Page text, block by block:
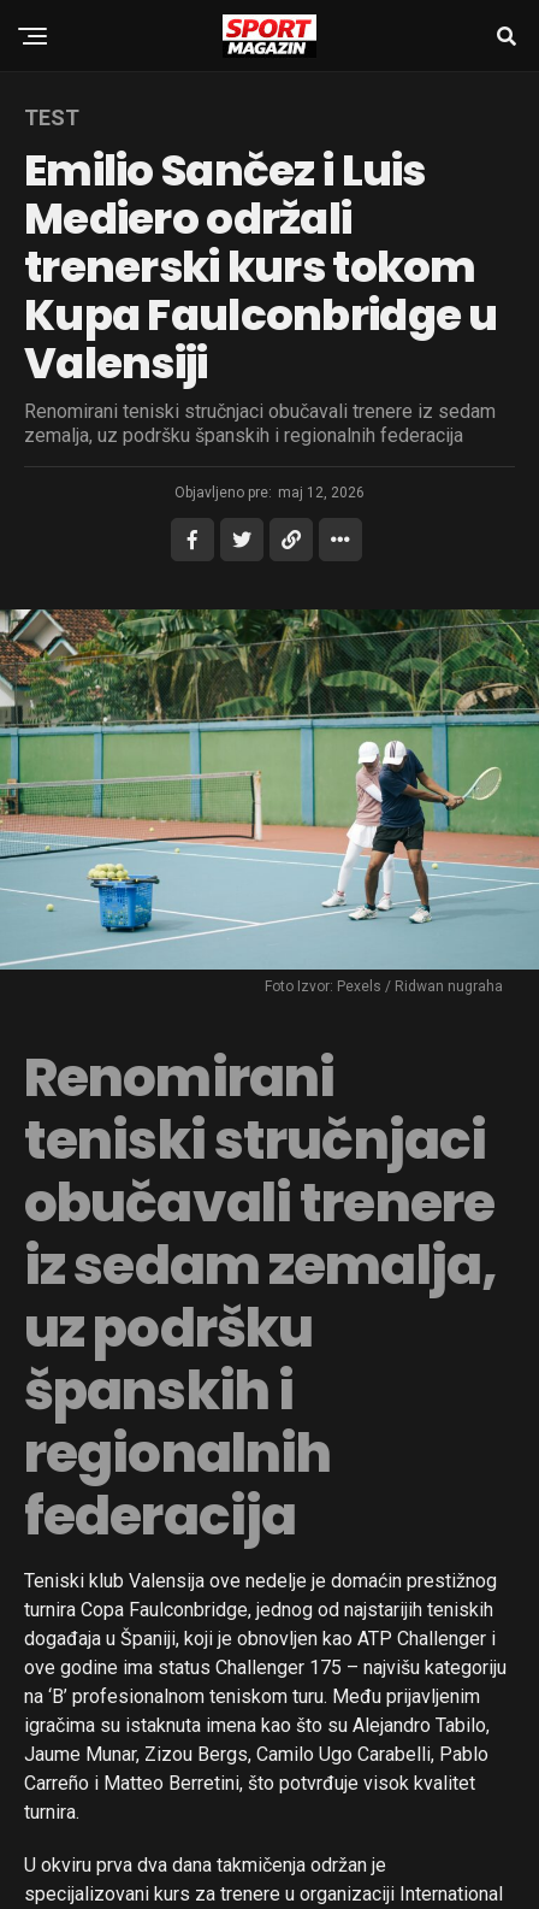
TEST
Emilio Sančez i Luis
Mediero održali
trenerski kurs tokom
Kupa Faulconbridge u
Valensiji
Renomirani teniski stručnjaci obučavali trenere iz sedam
zemalja, uz podršku španskih i regionalnih federacija
Objavljeno pre: maj 12, 2026
Foto Izvor: Pexels / Ridwan nugraha
Renomirani
teniski stručnjaci
obučavali trenere
iz sedam zemalja,
uz podršku
španskih i
regionalnih
federacija
Teniski klub Valensija ove nedelje je domaćin prestižnog
turnira Copa Faulconbridge, jednog od najstarijih teniskih
događaja u Španiji, koji je obnovljen kao ATP Challenger i
ove godine ima status Challenger 175 – najvišu kategoriju
na ‘B’ profesionalnom teniskom turu. Među prijavljenim
igračima su istaknuta imena kao što su Alejandro Tabilo,
Jaume Munar, Zizou Bergs, Camilo Ugo Carabelli, Pablo
Carreño i Matteo Berretini, što potvrđuje visok kvalitet
turnira.
U okviru prva dva dana takmičenja održan je
specijalizovani kurs za trenere u organizaciji International